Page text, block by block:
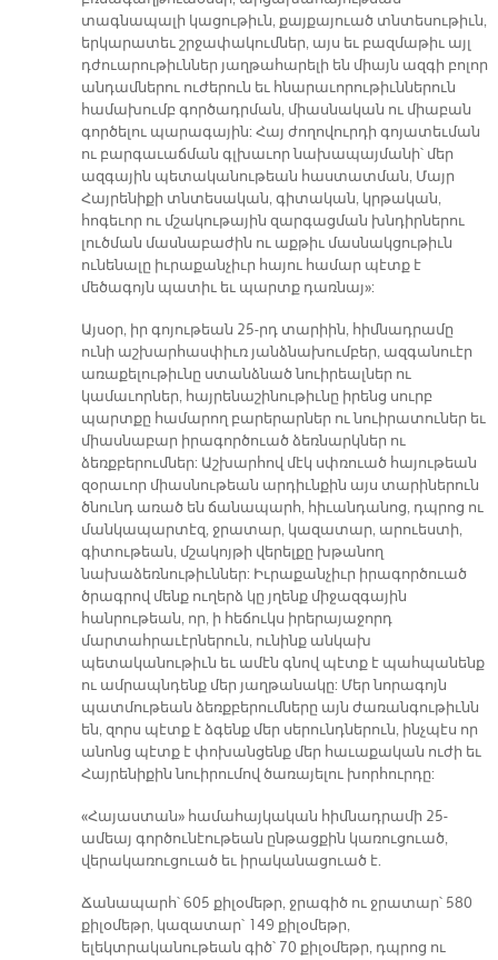
տագնապալի կացութիւն, քայքայուած տնտեսութիւն,
երկարատեւ շրջափակումներ, այս եւ բազմաթիւ այլ
դժուարութիւններ յաղթահարելի են միայն ազգի բոլոր
անդամներու ուժերուն եւ հնարաւորութիւններուն
համախումբ գործադրման, միասնական ու միաբան
գործելու պարագային: Հայ ժողովուրդի գոյատեւման
ու բարգաւաճման գլխաւոր նախապայմանի՝ մեր
ազգային պետականութեան հաստատման, Մայր
Հայրենիքի տնտեսական, գիտական, կրթական,
հոգեւոր ու մշակութային զարգացման խնդիրներու
լուծման մասնաբաժին ու աքթիւ մասնակցութիւն
ունենալը իւրաքանչիւր հայու համար պէտք է
մեծագոյն պատիւ եւ պարտք դառնայ»:
Այսօր, իր գոյութեան 25-րդ տարիին, հիմնադրամը
ունի աշխարհասփիւռ յանձնախումբեր, ազգանուէր
առաքելութիւնը ստանձնած նուիրեալներ ու
կամաւորներ, հայրենաշինութիւնը իրենց սուրբ
պարտքը համարող բարերարներ ու նուիրատուներ եւ
միասնաբար իրագործուած ձեռնարկներ ու
ձեռքբերումներ: Աշխարհով մէկ սփռուած հայութեան
զօրաւոր միասնութեան արդիւնքին այս տարիներուն
ծնունդ առած են ճանապարհ, հիւանդանոց, դպրոց ու
մանկապարտէզ, ջրատար, կազատար, արուեստի,
գիտութեան, մշակոյթի վերելքը խթանող
նախաձեռնութիւններ: Իւրաքանչիւր իրագործուած
ծրագրով մենք ուղերձ կը յղենք միջազգային
հանրութեան, որ, ի հեճուկս իրերայաջորդ
մարտահրաւէրներուն, ունինք անկախ
պետականութիւն եւ ամէն գնով պէտք է պահպանենք
ու ամրապնդենք մեր յաղթանակը: Մեր նորագոյն
պատմութեան ձեռքբերումները այն ժառանգութիւնն
են, զորս պէտք է ձգենք մեր սերունդներուն, ինչպէս որ
անոնց պէտք է փոխանցենք մեր հաւաքական ուժի եւ
Հայրենիքին նուիրումով ծառայելու խորհուրդը:
«Հայաստան» համահայկական հիմնադրամի 25-
ամեայ գործունէութեան ընթացքին կառուցուած,
վերակառուցուած եւ իրականացուած է.
Ճանապարհ՝ 605 քիլօմեթր, ջրագիծ ու ջրատար՝ 580
քիլօմեթր, կազատար՝ 149 քիլօմեթր,
ելեկտրականութեան գիծ՝ 70 քիլօմեթր, դպրոց ու